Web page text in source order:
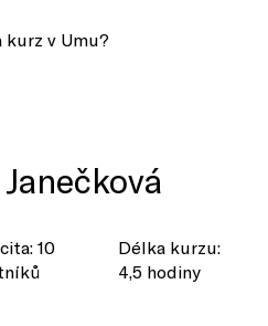
kurz v Umu?
10
Délka kurzu:
4,5 hodiny